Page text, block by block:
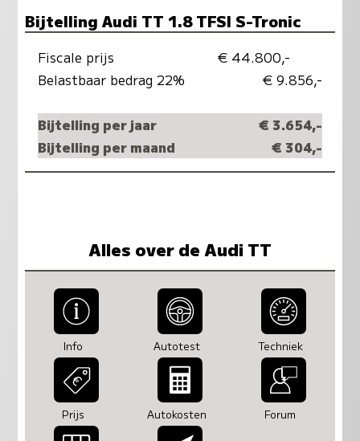
Bijtelling Audi TT 1.8 TFSI S-Tronic
Fiscale prijs
€ 44.800,-
Belastbaar bedrag 22%
€ 9.856,-
Bijtelling per jaar
€ 3.654,-
Bijtelling per maand
€ 304,-
Alles over de Audi TT
Info Autotest Techniek
Prijs Autokosten Forum